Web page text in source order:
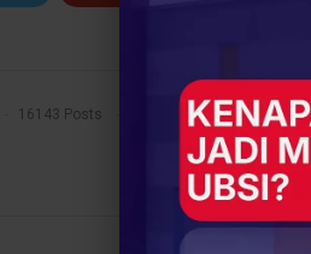
16143 Posts